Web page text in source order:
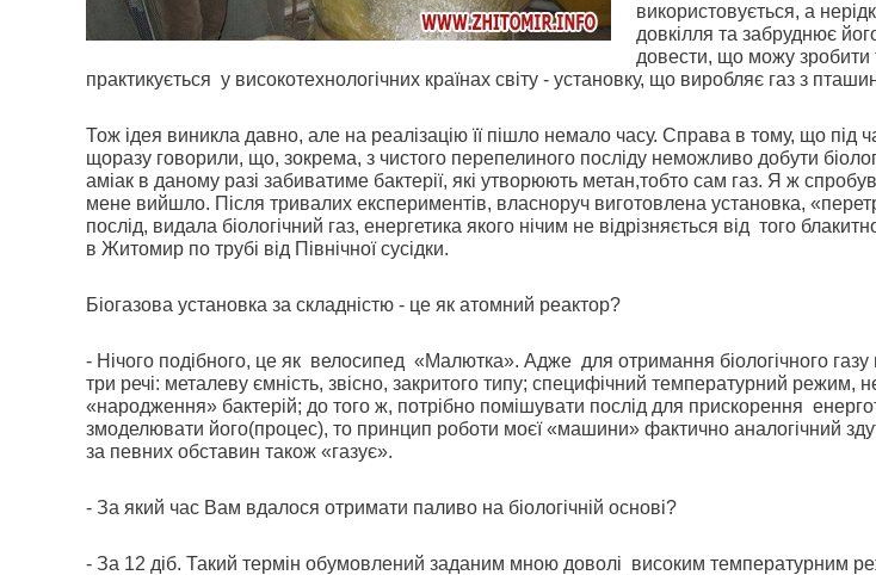
використовується, а
довкілля та забруднює
довести, що можу зробити
практикується у високотехнологічних країнах світу - установку, що виробляє газ з
Тож ідея виникла давно, але на реалізацію її пішло немало часу. Справа в тому, що під
щоразу говорили, що, зокрема, з чистого перепелиного посліду неможливо добути
аміак в даному разі забиватиме бактерії, які утворюють метан,тобто сам газ. Я ж
мене вийшло. Після тривалих експериментів, власноруч виготовлена установка,
послід, видала біологічний газ, енергетика якого нічим не відрізняється від того
в Житомир по трубі від Північної сусідки.
Біогазова установка за складністю - це як атомний реактор?
- Нічого подібного, це як велосипед «Малютка». Адже для отримання біологічного
три речі: металеву ємність, звісно, закритого типу; специфічний температурний режим,
«народження» бактерій; до того ж, потрібно помішувати послід для прискорення
змоделювати його(процес), то принцип роботи моєї «машини» фактично аналогічний
за певних обставин також «газує».
- За який час Вам вдалося отримати паливо на біологічній основі?
- За 12 діб. Такий термін обумовлений заданим мною доволі високим температурним